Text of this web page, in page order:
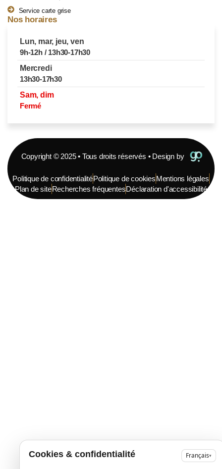
Service carte grise
Nos horaires
Lun, mar, jeu, ven
9h-12h / 13h30-17h30
Mercredi
13h30-17h30
Sam, dim
Fermé
Copyright © 2025 • Tous droits réservés • Design by
Politique de confidentialitéPolitique de cookiesMentions légales
Plan de siteRecherches fréquentesDéclaration d'accessibilité
Cookies & confidentialité Français▾